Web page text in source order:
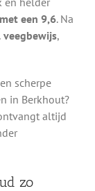
een 9,6. Na
,
scherpe
in Berkhout?
altijd
zo